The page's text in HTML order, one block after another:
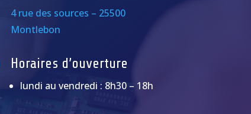
4 rue des sources – 25500
Montlebon
Horaires d’ouverture
lundi au vendredi : 8h30 – 18h